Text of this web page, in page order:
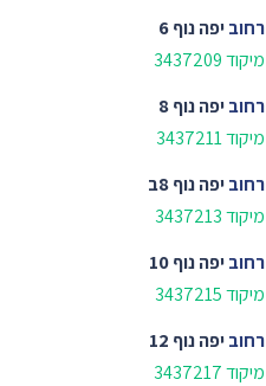
רחוביפה נוף 6
מיקוד 3437209
רחוביפה נוף 8
מיקוד 3437211
רחוביפה נוף 8ב
מיקוד 3437213
רחוביפה נוף 10
מיקוד 3437215
רחוביפה נוף 12
מיקוד 3437217